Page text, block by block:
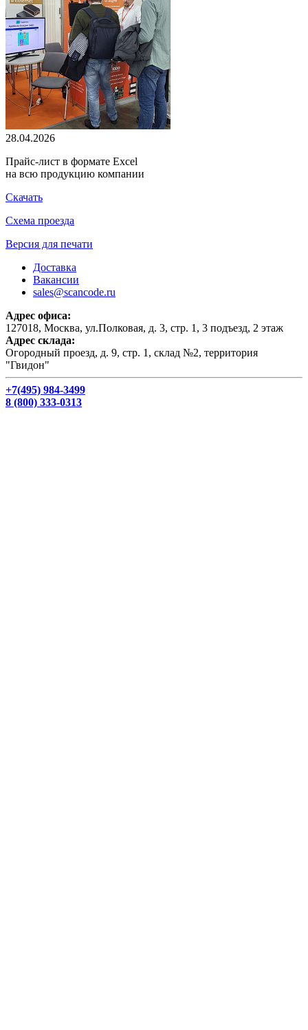
28.04.2026
Прайс-лист в формате Excel
на всю продукцию компании
Скачать
Схема проезда
Версия для печати
Доставка
Вакансии
sales@scancode.ru
Адрес офиса:
127018, Москва, ул.Полковая, д. 3, стр. 1, 3 подъезд, 2 этаж
Адрес склада:
Огородный проезд, д. 9, стр. 1, склад №2, территория
"Гвидон"
+7(495) 984-3499
8 (800) 333-0313